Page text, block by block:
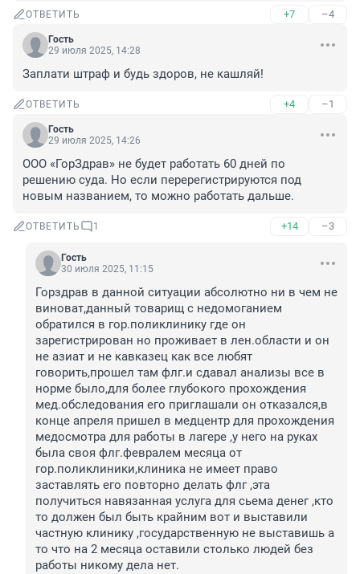
ОТВЕТИТЬ +7 –4
Гость
29 июля 2025, 14:28
Заплати штраф и будь здоров, не кашляй!
ОТВЕТИТЬ +4 –1
Гость
29 июля 2025, 14:26
ООО «ГорЗдрав» не будет работать 60 дней по
решению суда. Но если перерегистрируются под
новым названием, то можно работать дальше.
ОТВЕТИТЬ 1 +14 –3
Гость
30 июля 2025, 11:15
Горздрав в данной ситуации абсолютно ни в чем не
виноват,данный товарищ с недомоганием
обратился в гор.поликлинику где он
зарегистрирован но проживает в лен.области и он
не азиат и не кавказец как все любят
говорить,прошел там флг.и сдавал анализы все в
норме было,для более глубокого прохождения
мед.обследования его приглашали он отказался,в
конце апреля пришел в медцентр для прохождения
медосмотра для работы в лагере ,у него на руках
была своя флг.февралем месяца от
гор.поликлиники,клиника не имеет право
заставлять его повторно делать флг ,эта
получиться навязанная услуга для сьема денег ,кто
то должен был быть крайним вот и выставили
частную клинику ,государственную не выставишь а
то что на 2 месяца оставили столько людей без
работы никому дела нет.